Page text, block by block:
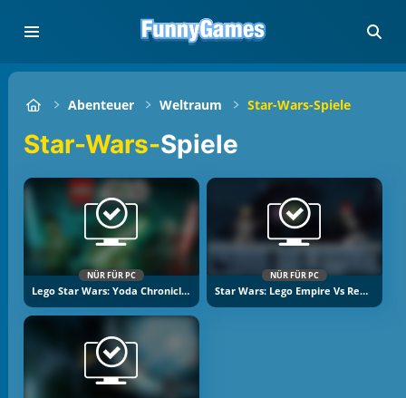
Abenteuer Weltraum Star-Wars-Spiele
Star-Wars-Spiele
NÜR FÜR PC
Lego Star Wars: Yoda Chronicles
NÜR FÜR PC
Star Wars: Lego Empire Vs Rebels